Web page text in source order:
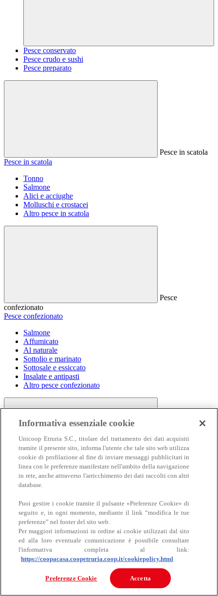
Pesce conservato
Pesce crudo e sushi
Pesce preparato
Pesce in scatola
Pesce in scatola
Tonno
Salmone
Alici e acciughe
Molluschi e crostacei
Altro pesce in scatola
Pesce
confezionato
Pesce confezionato
Salmone
Affumicato
Al naturale
Sottolio e marinato
Sottosale e essiccato
Insalate e antipasti
Altro pesce confezionato
Carne
Carne
Bovino
Informativa essenziale cookie
Unicoop Etruria S.C., titolare del trattamento dei dati acquisiti
tramite il presente sito, informa l'utente che tale sito web utilizza
cookie di profilazione al fine di inviare messaggi pubblicitari in
linea con le preferenze manifestate nell'ambito della navigazione
in rete, anche attraverso l'arricchimento dei dati raccolti con altri
database.
Puoi gestire i cookie tramite il pulsante «Preferenze Cookie» di
seguito e, in ogni momento, mediante il link “modifica le tue
preferenze” nel footer del sito web.
Per maggiori informazioni in ordine ai cookie utilizzati dal sito
ed alla loro eventuale comunicazione è possibile consultare
l'informativa completa al link:
https://coopacasa.coopetruria.coop.it/cookiepolicy.html
Preferenze Cookie Accetta